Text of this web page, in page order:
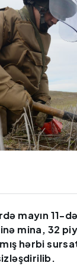
mayın 11-
mina, 32
hərbi